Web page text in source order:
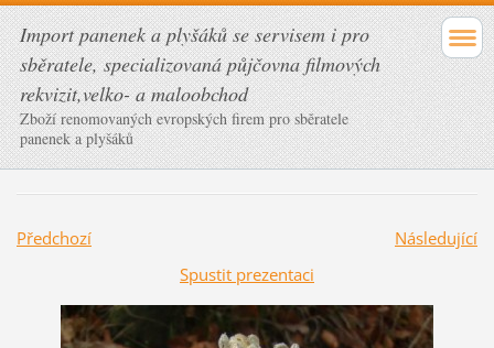
Import panenek a plyšáků se servisem i pro
sběratele, specializovaná půjčovna filmových
rekvizit,velko- a maloobchod
Zboží renomovaných evropských firem pro sběratele
panenek a plyšáků
Předchozí
Následující
Spustit prezentaci